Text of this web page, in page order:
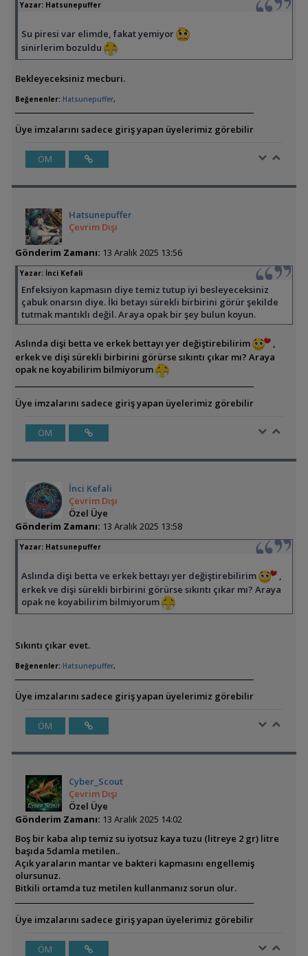
Yazar: Hatsunepuffer
Su piresi var elimde, fakat yemiyor
sinirlerim bozuldu
Bekleyeceksiniz mecburi.
Beğenenler: Hatsunepuffer,
Üye imzalarını sadece giriş yapan üyelerimiz görebilir
ÖM
Hatsunepuffer
Çevrim Dışı
Gönderim Zamanı: 13 Aralık 2025 13:56
Yazar: İnci Kefali
Enfeksiyon kapmasın diye temiz tutup iyi besleyeceksiniz
çabuk onarsın diye. İki betayı sürekli birbirini görür şekilde
tutmak mantıklı değil. Araya opak bir şey bulun koyun.
Aslında dişi betta ve erkek bettayı yer değiştirebilirim
,
erkek ve dişi sürekli birbirini görürse sıkıntı çıkar mı? Araya
opak ne koyabilirim bilmiyorum
Üye imzalarını sadece giriş yapan üyelerimiz görebilir
ÖM
İnci Kefali
Çevrim Dışı
Özel Üye
Gönderim Zamanı: 13 Aralık 2025 13:58
Yazar: Hatsunepuffer
Aslında dişi betta ve erkek bettayı yer değiştirebilirim
,
erkek ve dişi sürekli birbirini görürse sıkıntı çıkar mı? Araya
opak ne koyabilirim bilmiyorum
Sıkıntı çıkar evet.
Beğenenler: Hatsunepuffer,
Üye imzalarını sadece giriş yapan üyelerimiz görebilir
ÖM
Cyber_Scout
Çevrim Dışı
Özel Üye
Gönderim Zamanı: 13 Aralık 2025 14:02
Boş bir kaba alıp temiz su iyotsuz kaya tuzu (litreye 2 gr) litre
başıda 5damla metilen..
Açık yaraların mantar ve bakteri kapmasını engellemiş
olursunuz.
Bitkili ortamda tuz metilen kullanmanız sorun olur.
Üye imzalarını sadece giriş yapan üyelerimiz görebilir
ÖM